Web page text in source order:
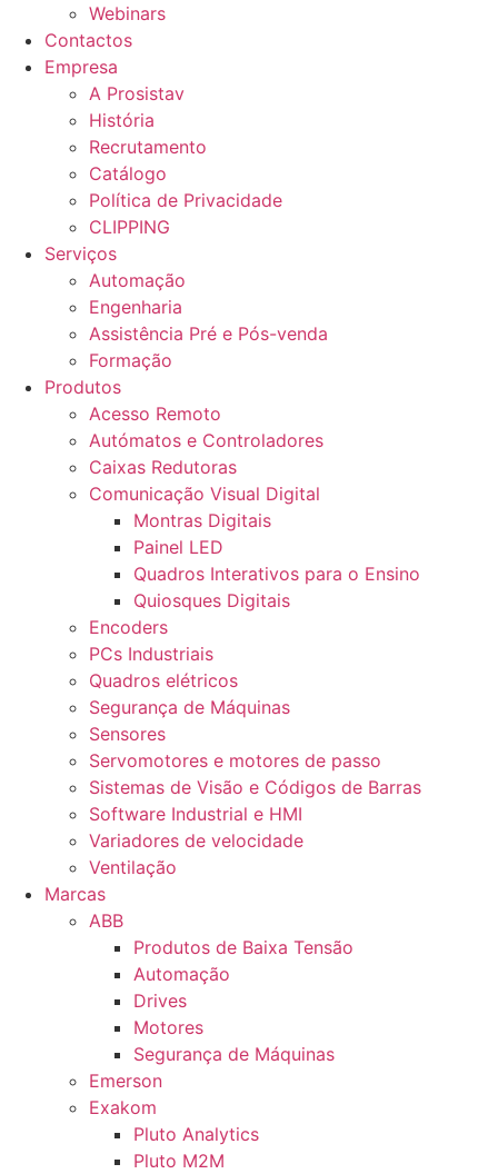
Webinars
Contactos
Empresa
A Prosistav
História
Recrutamento
Catálogo
Política de Privacidade
CLIPPING
Serviços
Automação
Engenharia
Assistência Pré e Pós-venda
Formação
Produtos
Acesso Remoto
Autómatos e Controladores
Caixas Redutoras
Comunicação Visual Digital
Montras Digitais
Painel LED
Quadros Interativos para o Ensino
Quiosques Digitais
Encoders
PCs Industriais
Quadros elétricos
Segurança de Máquinas
Sensores
Servomotores e motores de passo
Sistemas de Visão e Códigos de Barras
Software Industrial e HMI
Variadores de velocidade
Ventilação
Marcas
ABB
Produtos de Baixa Tensão
Automação
Drives
Motores
Segurança de Máquinas
Emerson
Exakom
Pluto Analytics
Pluto M2M